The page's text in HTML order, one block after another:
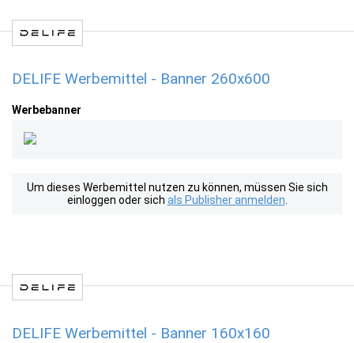
DELIFE Werbemittel - Banner 260x600
Werbebanner
Um dieses Werbemittel nutzen zu können, müssen Sie sich
einloggen oder sich als Publisher anmelden
DELIFE Werbemittel - Banner 160x160